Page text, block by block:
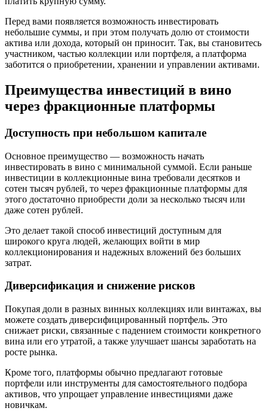
Перед вами появляется возможность инвестировать
небольшие суммы, и при этом получать долю от стоимости
актива или дохода, который он приносит. Так, вы становитесь
участником, частью коллекции или портфеля, а платформа
заботится о приобретении, хранении и управлении активами.
Преимущества инвестиций в вино
через фракционные платформы
Доступность при небольшом капитале
Основное преимущество — возможность начать
инвестировать в вино с минимальной суммой. Если раньше
инвестиции в коллекционные вина требовали десятков и
сотен тысяч рублей, то через фракционные платформы для
этого достаточно приобрести доли за несколько тысяч или
даже сотен рублей.
Это делает такой способ инвестиций доступным для
широкого круга людей, желающих войти в мир
коллекционирования и надежных вложений без больших
затрат.
Диверсификация и снижение рисков
Покупая доли в разных винных коллекциях или винтажах, вы
можете создать диверсифицированный портфель. Это
снижает риски, связанные с падением стоимости конкретного
вина или его утратой, а также улучшает шансы заработать на
росте рынка.
Кроме того, платформы обычно предлагают готовые
портфели или инструменты для самостоятельного подбора
активов, что упрощает управление инвестициями даже
новичкам.